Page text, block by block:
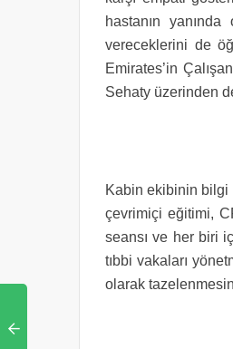
hastanın
vereceklerini de
Emirates’in
Sehaty üzerinden
Kabin ekibinin bilgi
çevrimiçi eğitimi,
seansı ve her biri
tıbbi vakaları
olarak